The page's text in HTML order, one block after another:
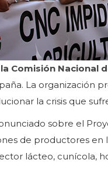
Comisión Nacional
La organización
la crisis que
sobre el
de productores en
lácteo, cunícola,